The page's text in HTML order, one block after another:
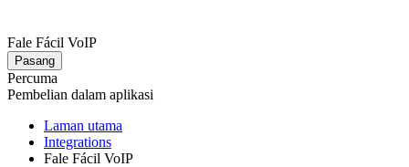
Fale Fácil VoIP
Pasang
Percuma
Pembelian dalam aplikasi
Laman utama
Integrations
Fale Fácil VoIP